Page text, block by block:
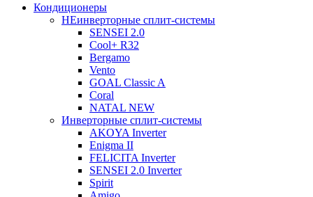
Кондиционеры
НЕинверторные сплит-системы
SENSEI 2.0
Cool+ R32
Bergamo
Vento
GOAL Classic A
Coral
NATAL NEW
Инверторные сплит-системы
AKOYA Inverter
Enigma II
FELICITA Inverter
SENSEI 2.0 Inverter
Spirit